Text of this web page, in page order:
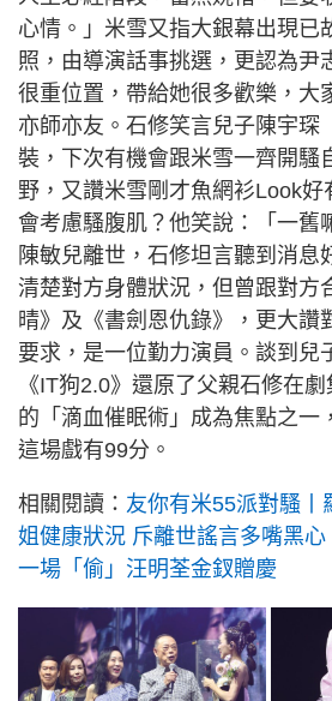
心情。」米雪又指大銀幕出現已
照，由導演話事挑選，更認為尹
很重位置，帶給她很多歡樂，大
亦師亦友。石修笑言兒子陳宇琛
裝，下次有機會跟米雪一齊開騷
野，又讚米雪剛才魚網衫Look好
會考慮騷腹肌？他笑說：「一舊
陳敏兒離世，石修坦言聽到消息
清楚對方身體狀況，但曾跟對方
晴》及《書劍恩仇錄》，更大讚
要求，是一位勤力演員。談到兒
《IT狗2.0》還原了父親石修在
的「滴血催眠術」成為焦點之一
這場戲有99分。
相關閱讀： 友你有米55派對騷丨
姐健康狀況 斥離世謠言多嘴黑
一場「偷」汪明荃金釵贈慶